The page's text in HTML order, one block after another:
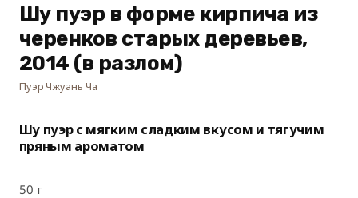
Шу пуэр в форме кирпича из
черенков старых деревьев,
2014 (в разлом)
Пуэр Чжуань Ча
Шу пуэр с мягким сладким вкусом и тягучим
пряным ароматом
50 г